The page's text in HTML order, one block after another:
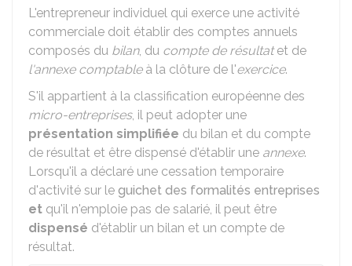
L'entrepreneur individuel qui exerce une activité
commerciale doit établir des comptes annuels
composés du bilan, du compte de résultatet de
l'annexe comptableà la clôture de l'exercice.
S'il appartient à la classification européenne des
micro-entreprises, il peut adopter une
présentation simplifiée du bilan et du compte
de résultat et être dispensé d'établir une annexe.
Lorsqu'il a déclaré une cessation temporaire
d'activité sur le guichet des formalités entreprises
et qu'il n'emploie pas de salarié, il peut être
dispensé d'établir un bilan et un compte de
résultat.